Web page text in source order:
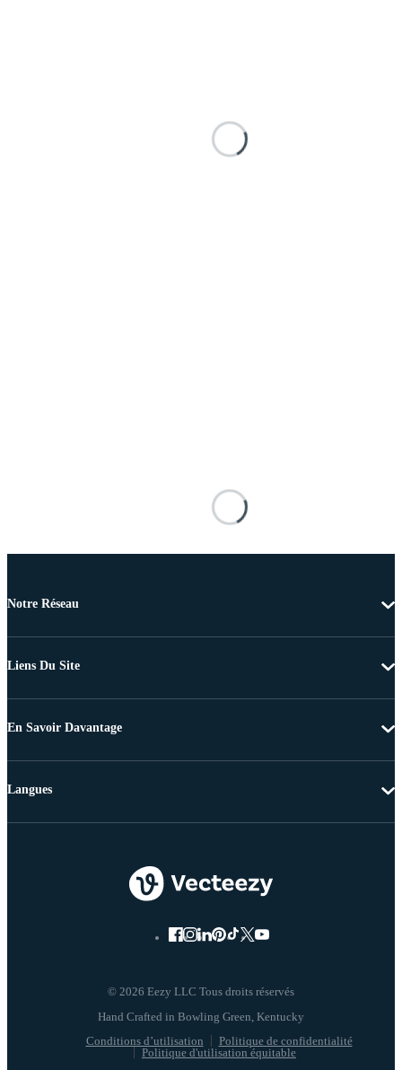
Notre Réseau
Liens Du Site
En Savoir Davantage
© 2026 Eezy LLC Tous droits réservés
Conditions d’utilisation
Politique de confidentialité
Politique d'utilisation équitable
Langues